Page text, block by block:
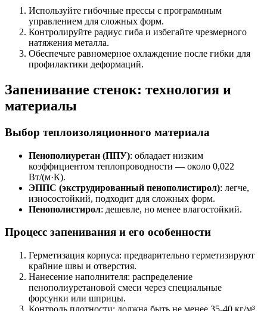
Используйте гибочные прессы с программным
управлением для сложных форм.
Контролируйте радиус гиба и избегайте чрезмерного
натяжения металла.
Обеспечьте равномерное охлаждение после гибки для
профилактики деформаций.
Запенивание стенок: технология и
материалы
Выбор теплоизоляционного материала
Пенополиуретан (ППУ): обладает низким
коэффициентом теплопроводности — около 0,022
Вт/(м·К).
ЭППС (экструдированный пенополистирол): легче,
износостойкий, подходит для сложных форм.
Пенополистирол: дешевле, но менее влагостойкий.
Процесс запенивания и его особенности
Герметизация корпуса: предварительно герметизируют
крайние швы и отверстия.
Нанесение наполнителя: распределение
пенополиуретановой смеси через специальные
форсунки или шприцы.